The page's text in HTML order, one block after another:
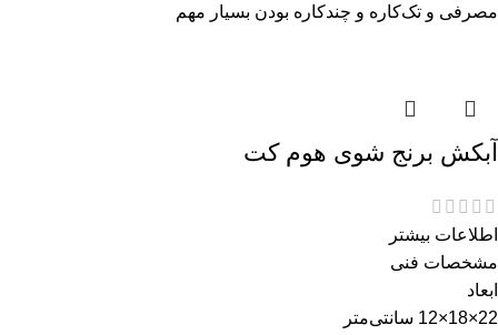
مصرفی و تک‌کاره و چندکاره بودن بسیار مهم
آبکش برنج شوی هوم کت
اطلاعات بیشتر
مشخصات فنی
ابعاد
22×18×12 سانتی‌متر